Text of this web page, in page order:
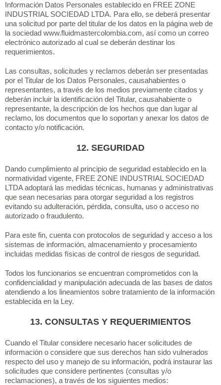
Información Datos Personales establecido en FREE ZONE
INDUSTRIAL SOCIEDAD LTDA. Para ello, se deberá presentar
una solicitud por parte del titular de los datos en la página web de
la sociedad www.fluidmastercolombia.com, así como un correo
electrónico autorizado al cual se deberán destinar los
requerimientos.
Las consultas, solicitudes y reclamos deberán ser presentadas
por el Titular de los Datos Personales, causahabientes o
representantes, a través de los medios previamente citados y
deberán incluir la identificación del Titular, causahabiente o
representante, la descripción de los hechos que dan lugar al
reclamo, los documentos que lo soportan y anexar los datos de
contacto y/o notificación.
12. SEGURIDAD
Dando cumplimiento al principio de seguridad establecido en la
normatividad vigente, FREE ZONE INDUSTRIAL SOCIEDAD
LTDA adoptará las medidas técnicas, humanas y administrativas
que sean necesarias para otorgar seguridad a los registros
evitando su adulteración, pérdida, consulta, uso o acceso no
autorizado o fraudulento.
Para este fin, cuenta con protocolos de seguridad y acceso a los
sistemas de información, almacenamiento y procesamiento
incluidas medidas físicas de control de riesgos de seguridad.
Todos los funcionarios se encuentran comprometidos con la
confidencialidad y manipulación adecuada de las bases de datos
atendiendo a los lineamientos sobre tratamiento de la información
establecida en la Ley.
13. CONSULTAS Y REQUERIMIENTOS
Cuando el Titular considere necesario hacer solicitudes de
información o considere que sus derechos han sido vulnerados
respecto del uso y manejo de su información, podrá instaurar las
solicitudes que considere pertinentes (consultas y/o
reclamaciones), a través de los siguientes medios: